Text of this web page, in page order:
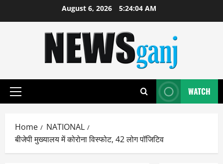
August 6, 2026 5:24:04 AM
Primary
WATCH
Home
NATIONAL
बीजेपी मुख्यालय में कोरोना विस्फोट, 42 लोग पॉजिटिव